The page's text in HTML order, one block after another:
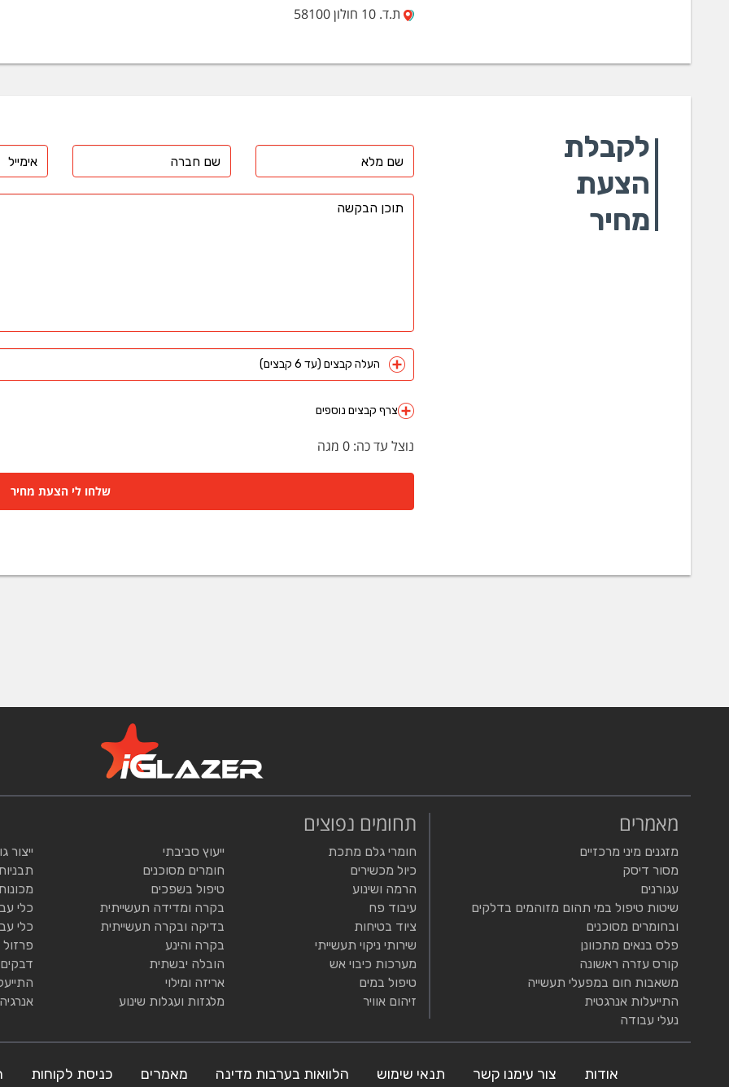
ת.ד. 10 חולון 58100
לקבלת
הצעת
מחיר
העלה קבצים (עד 6 קבצים)
צרף קבצים נוספים
נוצל עד כה: 0 מגה
שלחו לי הצעת מחיר
מאמרים
מזגנים מיני מרכזיים
מסור דיסק
עגורנים
שיטות טיפול במי תהום מזוהמים בדלקים
ובחומרים מסוכנים
פלס בנאים מתכוונן
קורס עזרה ראשונה
משאבות חום במפעלי תעשייה
התייעלות אנרגטית
נעלי עבודה
תחומים נפוצים
חומרי גלם מתכת
כיול מכשירים
הרמה ושינוע
עיבוד פח
ציוד בטיחות
שירותי ניקוי תעשייתי
מערכות כיבוי אש
טיפול במים
זיהום אוויר
ייעוץ סביבתי
חומרים מסוכנים
טיפול בשפכים
בקרה ומדידה תעשייתית
בדיקה ובקרה תעשייתית
בקרה והינע
הובלה יבשתית
אריזה ומילוי
מלגזות ועגלות שינוע
ייצור
כלי
כלי
אודות צור עימנו קשר תנאי שימוש הלוואות בערבות מדינה מאמרים כניסת לקוחות